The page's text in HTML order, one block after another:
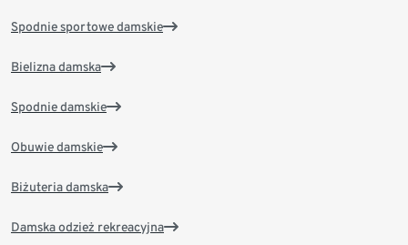
Spodnie sportowe damskie
Bielizna damska
Spodnie damskie
Obuwie damskie
Biżuteria damska
Damska odzież rekreacyjna